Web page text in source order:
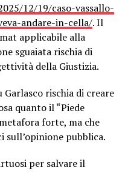
12/19/caso-vassallo-
andare-in-cella/. Il
applicabile alla
sguaiata rischia di
della Giustizia.
rischia di creare
quanto il “Piede
forte, ma che
sull’opinione pubblica.
per salvare il